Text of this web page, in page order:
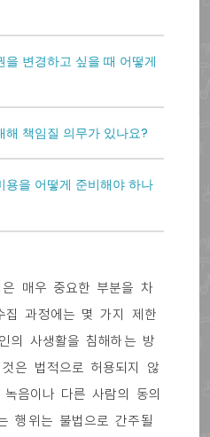
변경하고 싶을 때 어떻게
책임질 의무가 있나요?
용을 어떻게 준비해야 하나
매우 중요한 부분을 차
집 과정에는 몇 가지 제한
의 사생활을 침해하는 방
은 법적으로 허용되지 않
음이나 다른 사람의 동의
행위는 불법으로 간주될